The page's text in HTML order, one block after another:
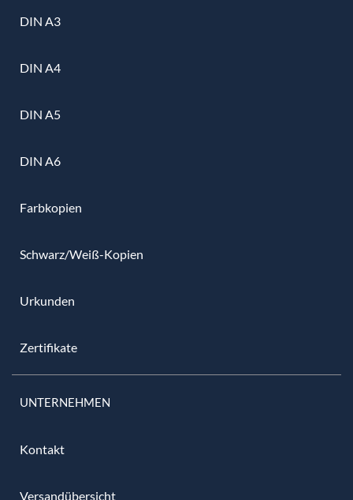
DIN A3
DIN A4
DIN A5
DIN A6
Farbkopien
Schwarz/Weiß-Kopien
Urkunden
Zertifikate
UNTERNEHMEN
Kontakt
Versandübersicht